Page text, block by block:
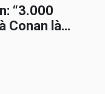
“3.000
Conan là